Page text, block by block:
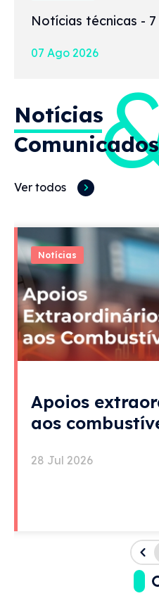
Notícias técnicas -
07 Ago 2026
Notícias
Comunicados
Ver todos
Notícias
Apoios
aos
28 Jul 2026